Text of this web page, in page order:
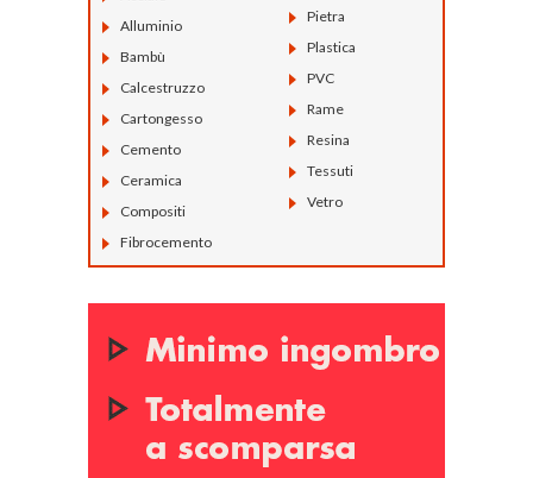
Alluminio
Bambù
Calcestruzzo
Cartongesso
Cemento
Ceramica
Compositi
Fibrocemento
Pietra
Plastica
PVC
Rame
Resina
Tessuti
Vetro